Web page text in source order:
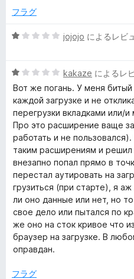
ュ
ー
フラグ
5
中
1
の
評
価
jojojo によるレビ
5
段
階
中
1
の
評
価
kakaze によるレ
Вот же погань. У меня
каждой загрузке и не
перегрузки вкладками или/
Про это расширение ваще
работать и не
таким расширениям и решил
внезапно попал прямо в
перестал аутировать на
грузиться (при старте), я
ли оно данные или нет, но
свое дело или пытался по
же оно на сток кривое что
браузер на загрузке. В
оправдан.
フラグ